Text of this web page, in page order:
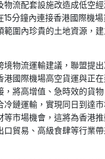
物流配套設施改造成低空經
15分鐘內連接香港國際機
範圍內珍貴的土地資源，
境物流運輸建議，聯盟提
港國際機場高空貨運與正
，將高增值、急時效的貨
冷鏈運輸，實現同日到達
等市場機會，這將為香港
口貿易、高級食肆等行業